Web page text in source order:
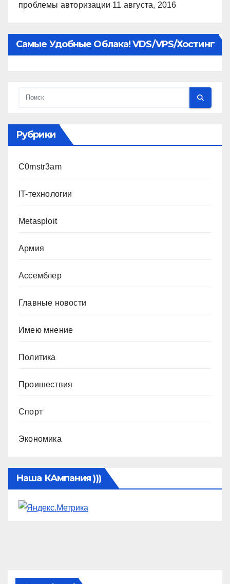
проблемы авторизации 11 августа, 2016
Самые Удобные Облака! VDS/VPS/хостинг
Рубрики
C0mstr3am
IT-технологии
Metasploit
Армия
Ассемблер
Главные новости
Имею мнение
Политика
Проишествия
Спорт
Экономика
Наша КАмпания )))